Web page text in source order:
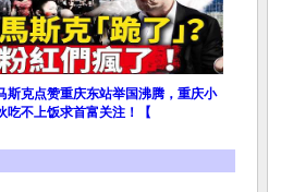
斯克点赞重庆东站举国沸腾，重庆小
吃不上饭求首富关注！【